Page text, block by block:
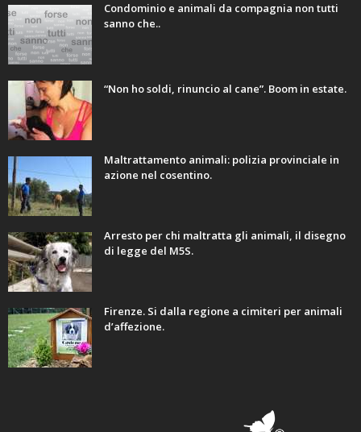
Condominio e animali da compagnia non tutti
sanno che..
“Non ho soldi, rinuncio al cane”. Boom in estate.
Maltrattamento animali: polizia provinciale in
azione nel cosentino.
Arresto per chi maltratta gli animali, il disegno
di legge del M5S.
Firenze. Si dalla regione a cimiteri per animali
d’affezione.